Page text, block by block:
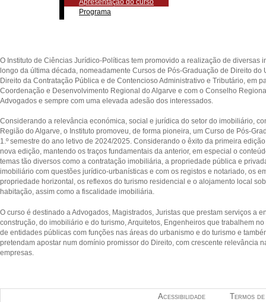
Programa
O Instituto de Ciências Jurídico-Políticas tem promovido a realização de diversas
longo da última década, nomeadamente Cursos de Pós-Graduação de Direito do
Direito da Contratação Pública e de Contencioso Administrativo e Tributário, em
Coordenação e Desenvolvimento Regional do Algarve e com o Conselho
Advogados e sempre com uma elevada adesão dos interessados.
Considerando a relevância económica, social e jurídica do setor do imobiliário,
Região do Algarve, o Instituto promoveu, de forma pioneira, um Curso de Pós-
1.º semestre do ano letivo de 2024/2025. Considerando o êxito da primeira
nova edição, mantendo os traços fundamentais da anterior, em especial o
temas tão diversos como a contratação imobiliária, a propriedade pública e
imobiliário com questões jurídico-urbanísticas e com os registos e notariado, os
propriedade horizontal, os reflexos do turismo residencial e o alojamento local
habitação, assim como a fiscalidade imobiliária.
O curso é destinado a Advogados, Magistrados, Juristas que prestam serviços a
construção, do imobiliário e do turismo, Arquitetos, Engenheiros que trabalhem
de entidades públicas com funções nas áreas do urbanismo e do turismo e
pretendam apostar num domínio promissor do Direito, com crescente relevância
empresas.
Termos
Acessibilidade